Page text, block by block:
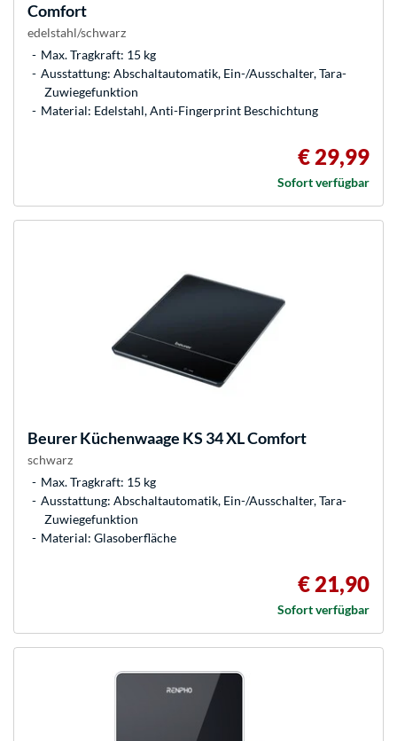
Comfort
edelstahl/schwarz
Max. Tragkraft: 15 kg
Ausstattung: Abschaltautomatik, Ein-/Ausschalter, Tara-
Zuwiegefunktion
Material: Edelstahl, Anti-Fingerprint Beschichtung
€ 29,99
Sofort verfügbar
BeurerKüchenwaage KS 34 XL Comfort
schwarz
Max. Tragkraft: 15 kg
Ausstattung: Abschaltautomatik, Ein-/Ausschalter, Tara-
Zuwiegefunktion
Material: Glasoberfläche
€ 21,90
Sofort verfügbar